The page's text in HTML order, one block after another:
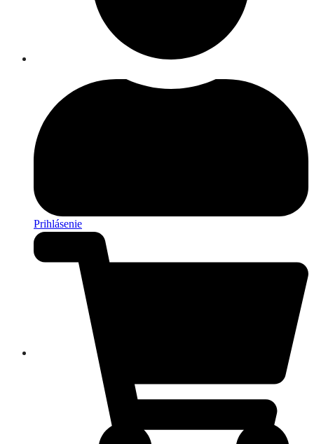
Prihlásenie